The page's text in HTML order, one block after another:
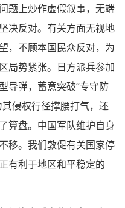
题上炒作虚假叙事，无端
决反对。有关方面无视地
，不顾本国民众反对，为
局势紧张。日方派兵参加
导弹，蓄意突破“专守防
侵权行径撑腰打气，还
算盘。中国军队维护自身
移。我们敦促有关国家停
有利于地区和平稳定的